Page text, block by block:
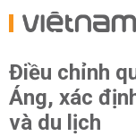
Điều chỉnh
Áng, xác
và du lịch